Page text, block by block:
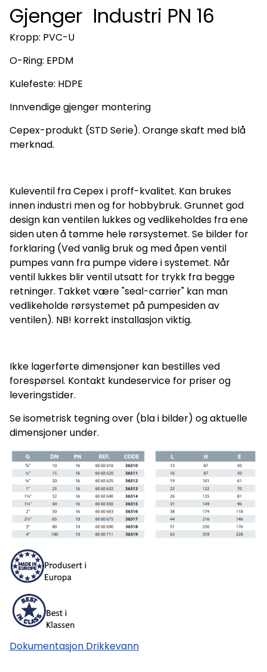
Gjenger Industri PN 16
Kropp: PVC-U
O-Ring: EPDM
Kulefeste: HDPE
Innvendige gjenger montering
Cepex-produkt (STD Serie). Orange skaft med blå
merknad.
Kuleventil fra Cepex i proff-kvalitet. Kan brukes
innen industri men og for hobbybruk. Grunnet god
design kan ventilen lukkes og vedlikeholdes fra ene
siden uten å tømme hele rørsystemet. Se bilder for
forklaring (Ved vanlig bruk og med åpen ventil
pumpes vann fra pumpe videre i systemet. Når
ventil lukkes blir ventil utsatt for trykk fra begge
retninger. Takket være "seal-carrier" kan man
vedlikeholde rørsystemet på pumpesiden av
ventilen). NB! korrekt installasjon viktig.
Ikke lagerførte dimensjoner kan bestilles ved
forespørsel. Kontakt kundeservice for priser og
leveringstider.
Se isometrisk tegning over (bla i bilder) og aktuelle
dimensjoner under.
Dokumentasjon Drikkevann